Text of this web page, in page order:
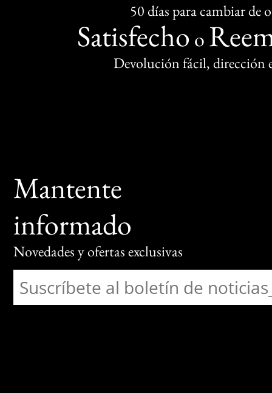
50 días para cambiar de
Satisfecho o
Devolución fácil, dirección
Mantente
informado
Novedades y ofertas exclusivas